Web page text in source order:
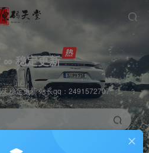
∞ 稳定更新
稳定更新 站长qq：2491572707